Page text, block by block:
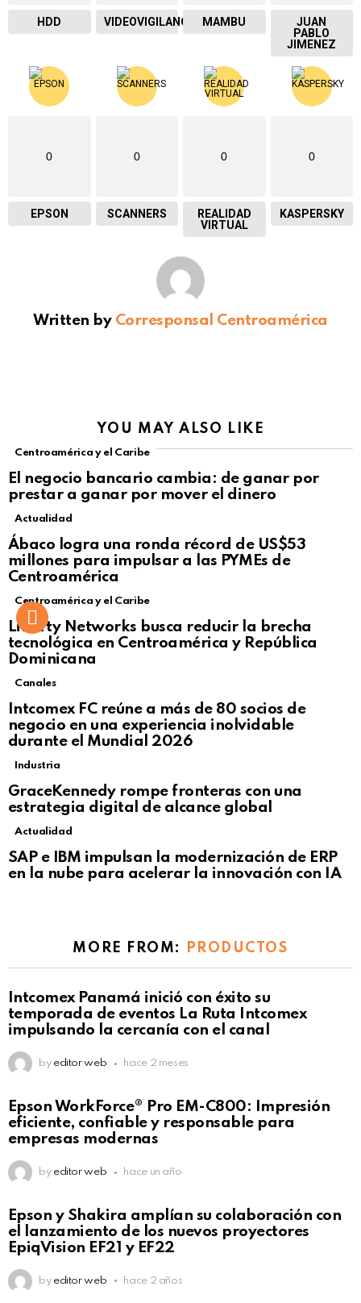
HDD VIDEOVIGILANCIA MAMBU
JUAN
PABLO
JIMENEZ
0
EPSON
0
SCANNERS
0
REALIDAD
VIRTUAL
0
KASPERSKY
Written by Corresponsal Centroamérica
YOU MAY ALSO LIKE
Centroamérica y el Caribe
El negocio bancario cambia: de ganar por
prestar a ganar por mover el dinero
Not Safe For Work
Click to view this post
Actualidad
Ábaco logra una ronda récord de US$53
millones para impulsar a las PYMEs de
Centroamérica
Centroamérica y el Caribe
Liberty Networks busca reducir la brecha
tecnológica en Centroamérica y República
Dominicana
Canales
Intcomex FC reúne a más de 80 socios de
negocio en una experiencia inolvidable
durante el Mundial 2026
Industria
GraceKennedy rompe fronteras con una
estrategia digital de alcance global
Not Safe For Work
Click to view this post
Actualidad
SAP e IBM impulsan la modernización de ERP
en la nube para acelerar la innovación con IA
MORE FROM: PRODUCTOS
Intcomex Panamá inició con éxito su
temporada de eventos La Ruta Intcomex
impulsando la cercanía con el canal
by editor web hace 2 meses
Epson WorkForce® Pro EM-C800: Impresión
eficiente, confiable y responsable para
empresas modernas
by editor web hace un año
Epson y Shakira amplían su colaboración con
el lanzamiento de los nuevos proyectores
EpiqVision EF21 y EF22
by editor web hace 2 años